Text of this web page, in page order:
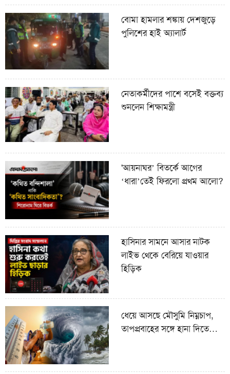
ধেয়ে আসছে মৌসুমি নিম্নচাপ,
তাপপ্রবাহের সঙ্গে হানা দিতে
বোমা হামলার শঙ্কায় দেশজুড়ে
পুলিশের হাই অ্যালার্ট
নেতাকর্মীদের পাশে বসেই বক্তব্য
শুনলেন শিক্ষামন্ত্রী
'আয়নাঘর’ বিতর্কে আগের
‘ধারা’তেই ফিরলো প্রথম আলো?
হাসিনার সামনে আসার নাটক
লাইভ থেকে বেরিয়ে যাওয়ার
হিড়িক